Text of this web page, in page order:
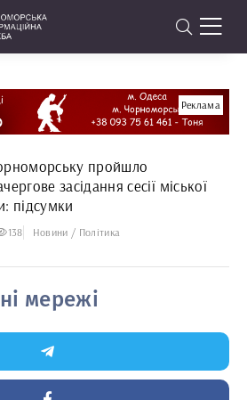
Реклама
пройшло
засідання сесії міської
підсумки
138 Новини / Політика
мережі